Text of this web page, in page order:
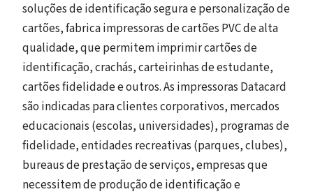
soluções de identificação segura e personalização de
cartões, fabrica impressoras de cartões PVC de alta
qualidade, que permitem imprimir cartões de
identificação, crachás, carteirinhas de estudante,
cartões fidelidade e outros. As impressoras Datacard
são indicadas para clientes corporativos, mercados
educacionais (escolas, universidades), programas de
fidelidade, entidades recreativas (parques, clubes),
bureaus de prestação de serviços, empresas que
necessitem de produção de identificação e